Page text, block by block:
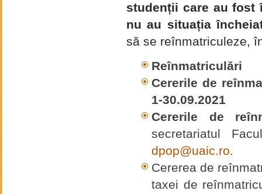
studenții care au fost
nu au situația
să se reînmatriculeze,
Reînmatriculări
Cererile de
1-30.09.2021
Cererile de
secretariatul
dpop@uaic.ro.
Cererea de
taxei de